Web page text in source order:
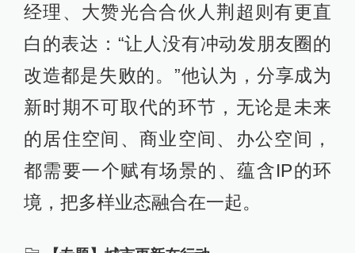
经理、大赞光合合伙人荆超则有更直
白的表达：“让人没有冲动发朋友圈的
改造都是失败的。”他认为，分享成为
新时期不可取代的环节，无论是未来
的居住空间、商业空间、办公空间，
都需要一个赋有场景的、蕴含IP的环
境，把多样业态融合在一起。